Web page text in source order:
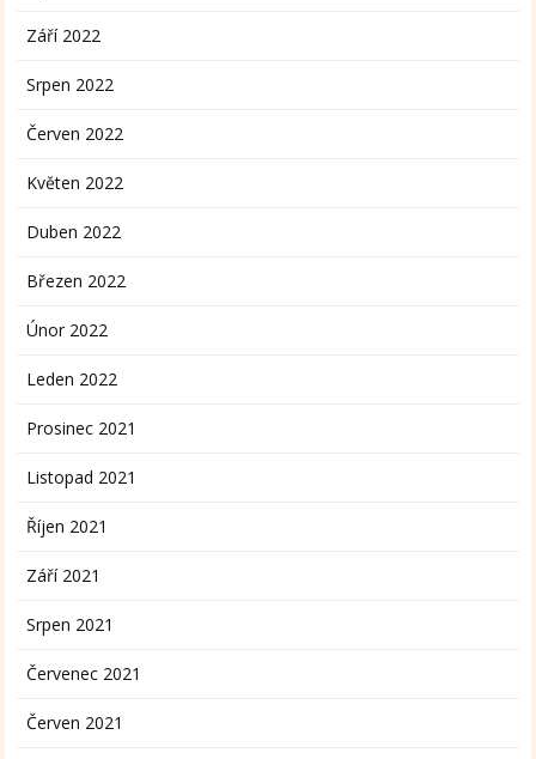
Září 2022
Srpen 2022
Červen 2022
Květen 2022
Duben 2022
Březen 2022
Únor 2022
Leden 2022
Prosinec 2021
Listopad 2021
Říjen 2021
Září 2021
Srpen 2021
Červenec 2021
Červen 2021